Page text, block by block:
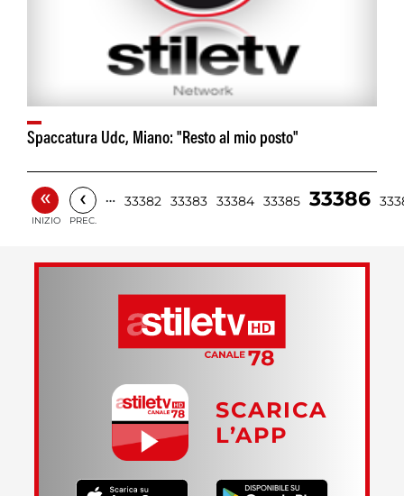
Spaccatura Udc, Miano: "Resto al mio posto"
«
INIZIO
‹
PREC.
… 33382 33383 33384 33385 33386
SCARICA
L’APP